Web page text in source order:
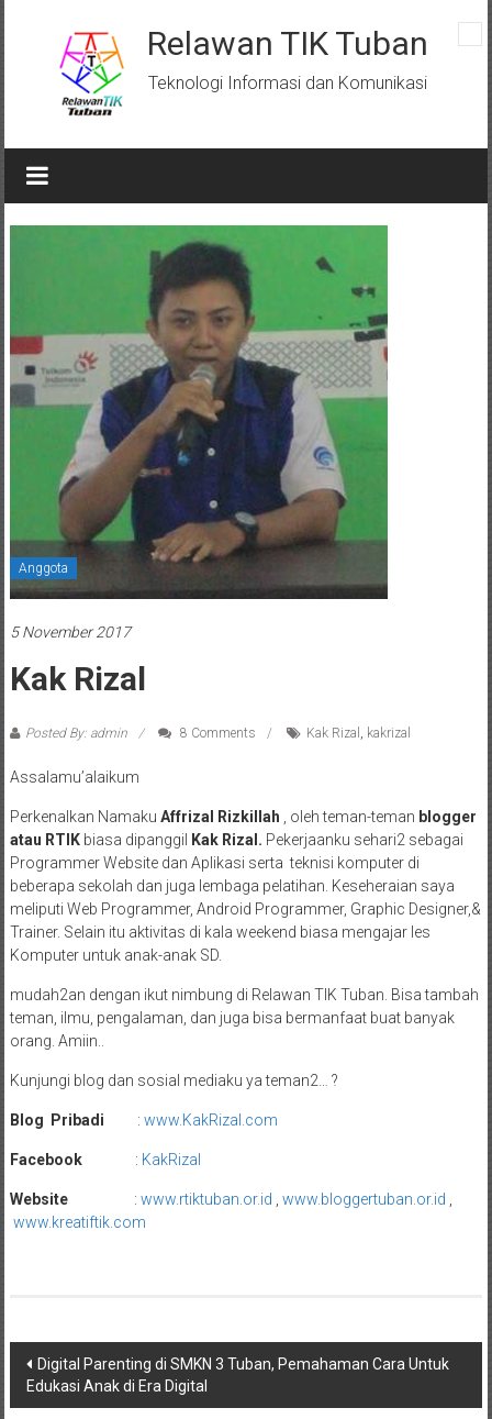
Relawan TIK Tuban
Teknologi Informasi dan Komunikasi
Anggota
5 November 2017
Kak Rizal
Posted By: admin 8 Comments Kak Rizal , kakrizal
Assalamu’alaikum
Perkenalkan Namaku Affrizal Rizkillah , oleh teman-teman blogger
atau RTIKbiasa dipanggil Kak Rizal. Pekerjaanku sehari2 sebagai
Programmer Website dan Aplikasi serta teknisi komputer di
beberapa sekolah dan juga lembaga pelatihan. Keseheraian saya
meliputi Web Programmer, Android Programmer, Graphic Designer,&
Trainer. Selain itu aktivitas di kala weekend biasa mengajar les
Komputer untuk anak-anak SD.
mudah2an dengan ikut nimbung di Relawan TIK Tuban. Bisa tambah
teman, ilmu, pengalaman, dan juga bisa bermanfaat buat banyak
orang. Amiin..
Kunjungi blog dan sosial mediaku ya teman2… ?
Blog Pribadi : www.KakRizal.com
Facebook: KakRizal
Website : www.rtiktuban.or.id www.bloggertuban.or.id
www.kreatiftik.com
Post
navigation
Digital Parenting di SMKN 3 Tuban, Pemahaman Cara Untuk
Edukasi Anak di Era Digital